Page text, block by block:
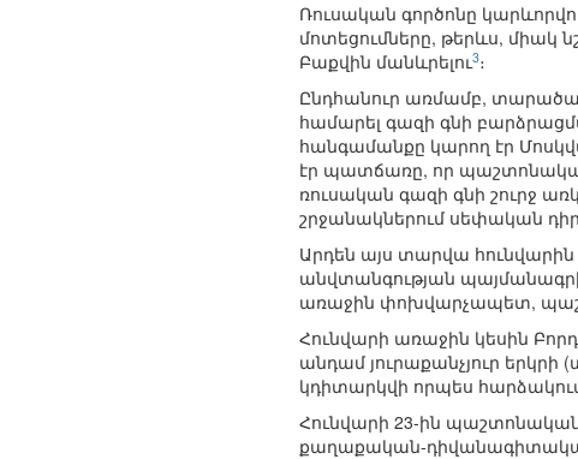
Ռուսական գործոնը
մոտեցումները, թերևս, միակ
Բաքվին մանևրելու3։
Ընդհանուր առմամբ,
համարել գազի գնի
հանգամանքը կարող էր
էր պատճառը, որ
ռուսական գազի գնի շուրջ
շրջանակներում սեփական
Արդեն այս տարվա
անվտանգության
առաջին փոխվարչապետ,
Հունվարի առաջին կեսին
անդամ յուրաքանչյուր
կդիտարկվի որպես
Հունվարի 23-ին
քաղաքական-դիվանագիտական